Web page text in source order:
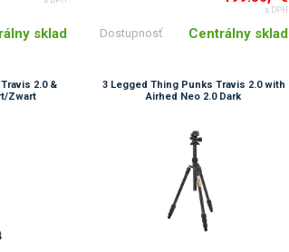
sklad
s DPH
Dostupnosť Centrálny sklad
2.0 &
Zwart
3 Legged Thing Punks Travis 2.0 with
Airhed Neo 2.0 Dark